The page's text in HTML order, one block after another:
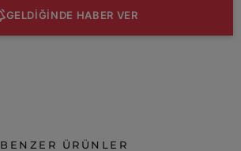
GELDİĞİNDE HABER VER
BENZER ÜRÜNLER